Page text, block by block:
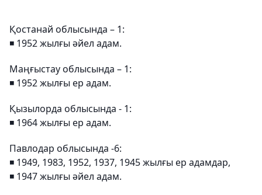
Қостанай облысында – 1:
◾️ 1952 жылғы әйел адам.
Маңғыстау облысында – 1:
◾️ 1952 жылғы ер адам.
Қызылорда облысында - 1:
◾️ 1964 жылғы ер адам.
Павлодар облысында -6:
◾️ 1949, 1983, 1952, 1937, 1945 жылғы ер адамдар,
◾️ 1947 жылғы әйел адам.